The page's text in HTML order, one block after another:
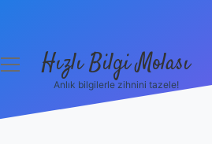
menüyüHızlı Bilgi Molası
Anlık bilgilerle zihnini tazele!